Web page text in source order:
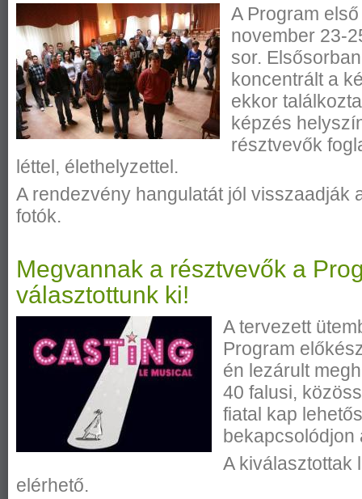
A Program
november 23-
sor.
koncentrált a
ekkor
képzés
résztvevők
léttel, élethelyzettel.
A rendezvény hangulatát jól visszaadják
fotók.
Megvannak a résztvevők a
választottunk ki!
A tervezett
Program
én lezárult
40 falusi,
fiatal kap
bekapcsolódjon
A kiválasztottak
elérhető.